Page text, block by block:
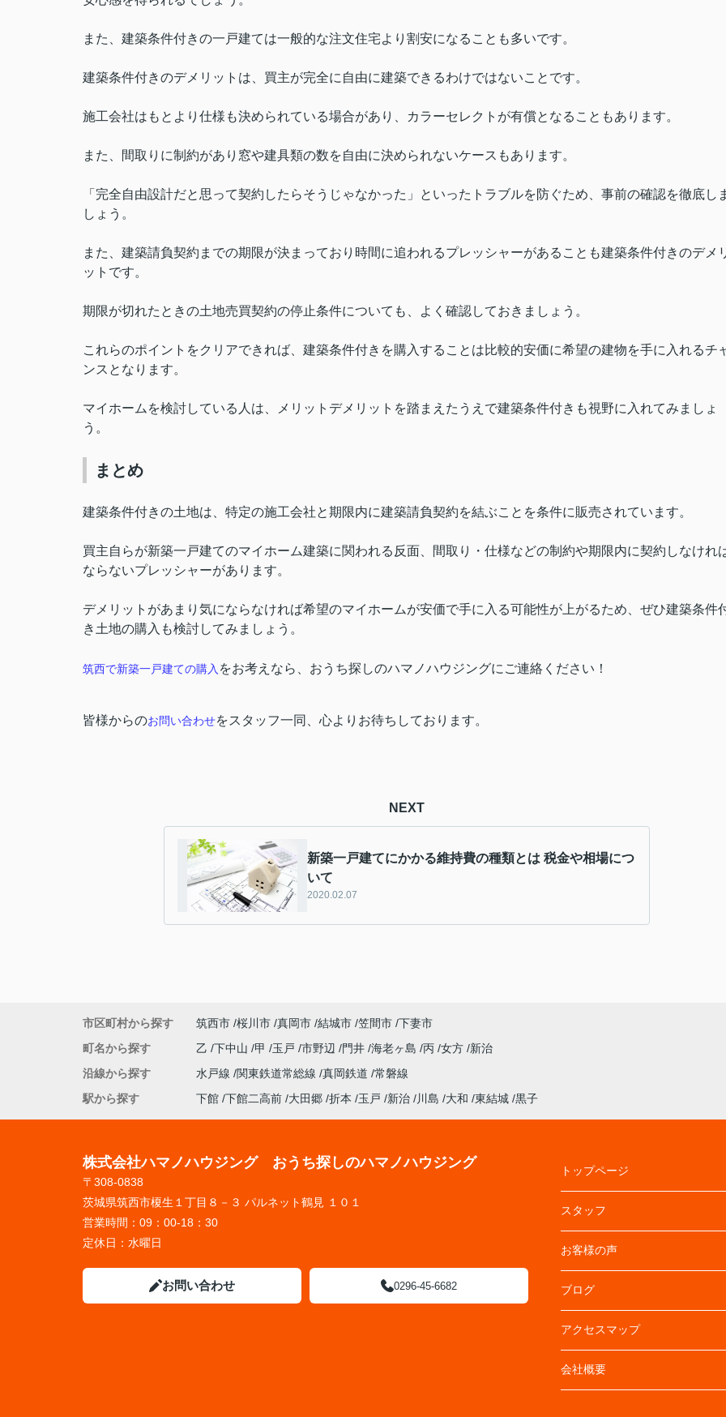
また、建築条件付きの一戸建ては一般的な注文住宅より割安になることも多いです。
建築条件付きのデメリットは、買主が完全に自由に建築できるわけではないことです。
施工会社はもとより仕様も決められている場合があり、カラーセレクトが有償となることもあります。
また、間取りに制約があり窓や建具類の数を自由に決められないケースもあります。
「完全自由設計だと思って契約したらそうじゃなかった」といったトラブルを防ぐため、事前の確認を徹底し
しょう。
また、建築請負契約までの期限が決まっており時間に追われるプレッシャーがあることも建築条件付きのデメ
ットです。
期限が切れたときの土地売買契約の停止条件についても、よく確認しておきましょう。
これらのポイントをクリアできれば、建築条件付きを購入することは比較的安価に希望の建物を手に入れるチ
ンスとなります。
マイホームを検討している人は、メリットデメリットを踏まえたうえで建築条件付きも視野に入れてみましょ
う。
まとめ
建築条件付きの土地は、特定の施工会社と期限内に建築請負契約を結ぶことを条件に販売されています。
買主自らが新築一戸建てのマイホーム建築に関われる反面、間取り・仕様などの制約や期限内に契約しなけれ
ならないプレッシャーがあります。
デメリットがあまり気にならなければ希望のマイホームが安価で手に入る可能性が上がるため、ぜひ建築条件
き土地の購入も検討してみましょう。
筑西で新築一戸建ての購入 をお考えなら、おうち探しのハマノハウジングにご連絡ください！
皆様からのお問い合わせをスタッフ一同、心よりお待ちしております。
NEXT
新築一戸建てにかかる維持費の種類とは 税金や相場につ
いて
2020.02.07
市区町村から探す 筑西市 桜川市 真岡市 結城市 笠間市 下妻市
町名から探す
乙 下中山 甲 玉戸 市野辺 門井 海老ヶ島 丙 女方 新治
沿線から探す
水戸線 関東鉄道常総線 真岡鉄道 常磐線
駅から探す
下館 下館二高前 大田郷 折本 玉戸 新治 川島 大和 東結城 黒子
株式会社ハマノハウジング おうち探しのハマノハウジング
〒308-0838
茨城県筑西市榎生１丁目８－３ パルネット鶴見 １０１
営業時間： 09：00-18：30
定休日： 水曜日
お問い合わせ 0296-45-6682
トップページ
スタッフ
お客様の声
ブログ
アクセスマップ
会社概要